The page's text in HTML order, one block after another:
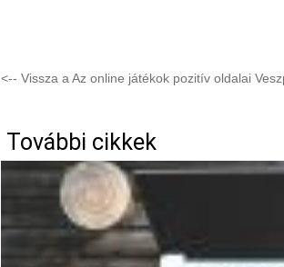
<-- Vissza a Az online játékok pozitív oldalai
További cikkek